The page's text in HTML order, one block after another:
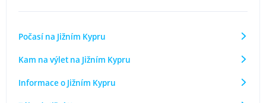
Počasí na Jižním Kypru
Kam na výlet na Jižním Kypru
Informace o Jižním Kypru